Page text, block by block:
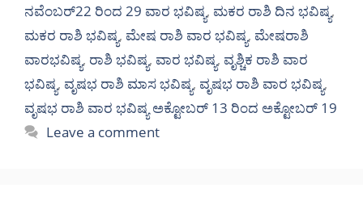
ನವೆಂಬರ್22 ರಿಂದ 29 ವಾರ ಭವಿಷ್ಯ, ಮಕರ ರಾಶಿ ದಿನ ಭವಿಷ್ಯ,
ಮಕರ ರಾಶಿ ಭವಿಷ್ಯ, ಮೇಷ ರಾಶಿ ವಾರ ಭವಿಷ್ಯ, ಮೇಷರಾಶಿ
ವಾರಭವಿಷ್ಯ, ರಾಶಿ ಭವಿಷ್ಯ, ವಾರ ಭವಿಷ್ಯ, ವೃಶ್ಚಿಕ ರಾಶಿ ವಾರ
ಭವಿಷ್ಯ, ವೃಷಭ ರಾಶಿ ಮಾಸ ಭವಿಷ್ಯ, ವೃಷಭ ರಾಶಿ ವಾರ ಭವಿಷ್ಯ,
ವೃಷಭ ರಾಶಿ ವಾರ ಭವಿಷ್ಯ ಅಕ್ಟೋಬರ್ 13 ರಿಂದ ಅಕ್ಟೋಬರ್ 19
Leave a comment